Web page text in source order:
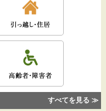
すべてを見る ≫